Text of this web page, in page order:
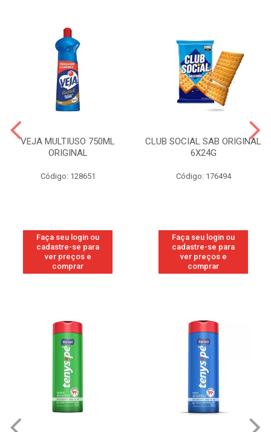
VEJA MULTIUSO 750ML
ORIGINAL
Código: 128651
Faça seu login ou
cadastre-se para
ver preços e
comprar
CLUB SOCIAL SAB ORIGINAL
6X24G
Código: 176494
Faça seu login ou
cadastre-se para
ver preços e
comprar